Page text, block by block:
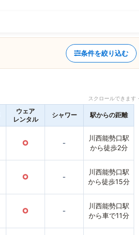
条件を絞り込む
スクロールできま
ウェア
レンタル
シャワー 駅からの距離
○ -
川西能勢口駅
から徒歩2分
○ -
川西能勢口駅
から徒歩15分
○ -
川西能勢口駅
から車で11分